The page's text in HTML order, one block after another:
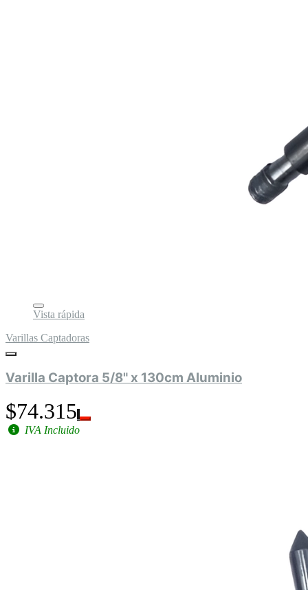
Vista rápida
Varillas Captadoras
Varilla Captora 5/8" x 130cm Aluminio
$74.315
IVA Incluido